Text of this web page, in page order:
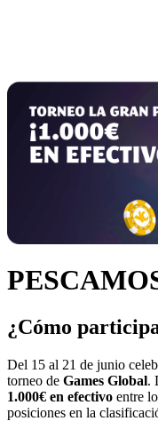
¿Cómo
Del 15 al 21 de junio
torneo de Games Global.
1.000€ en efectivo entre
posiciones en la